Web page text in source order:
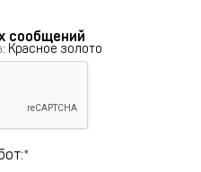
: Красное золото
сообщений
*